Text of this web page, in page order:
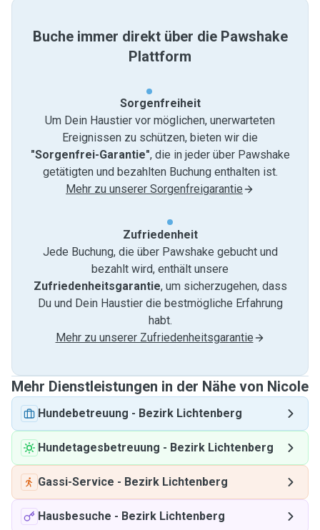
Buche immer direkt über die Pawshake
Plattform
Sorgenfreiheit
Um Dein Haustier vor möglichen, unerwarteten
Ereignissen zu schützen, bieten wir die
"Sorgenfrei-Garantie", die in jeder über Pawshake
getätigten und bezahlten Buchung enthalten ist.
Mehr zu unserer Sorgenfreigarantie
Zufriedenheit
Jede Buchung, die über Pawshake gebucht und
bezahlt wird, enthält unsere
Zufriedenheitsgarantie, um sicherzugehen, dass
Du und Dein Haustier die bestmögliche Erfahrung
habt.
Mehr zu unserer Zufriedenheitsgarantie
Mehr Dienstleistungen in der Nähe von Nicole
Hundebetreuung - Bezirk Lichtenberg
Hundetagesbetreuung - Bezirk Lichtenberg
Gassi-Service - Bezirk Lichtenberg
Hausbesuche - Bezirk Lichtenberg